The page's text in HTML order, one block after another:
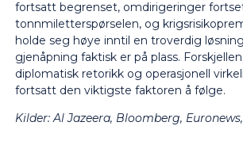
fortsatt begrenset, omdirigeringer
tonnmiletterspørselen, og
holde seg høye inntil en troverdig
gjenåpning faktisk er på plass.
diplomatisk retorikk og operasjonell
fortsatt den viktigste faktoren å følge.
Kilder: Al Jazeera, Bloomberg,